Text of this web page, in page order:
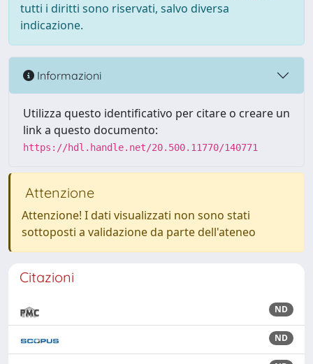
tutti i diritti sono riservati, salvo diversa
indicazione.
Informazioni
Utilizza questo identificativo per citare o creare un
link a questo documento:
https://hdl.handle.net/20.500.11770/140771
Attenzione
Attenzione! I dati visualizzati non sono stati
sottoposti a validazione da parte dell'ateneo
Citazioni
ND
ND